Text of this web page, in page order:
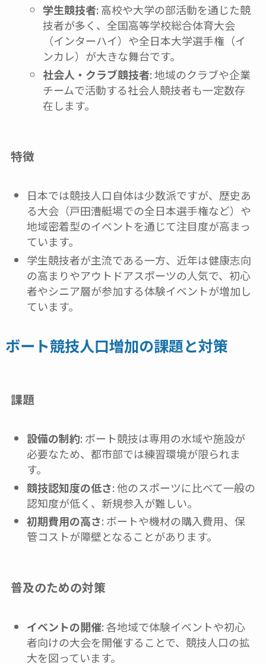
学生競技者: 高校や大学の部活動を通じた競
技者が多く、全国高等学校総合体育大会
（インターハイ）や全日本大学選手権（イ
ンカレ）が大きな舞台です。
社会人・クラブ競技者: 地域のクラブや企業
チームで活動する社会人競技者も一定数存
在します。
特徴
日本では競技人口自体は少数派ですが、歴史あ
る大会（戸田漕艇場での全日本選手権など）や
地域密着型のイベントを通じて注目度が高まっ
ています。
学生競技者が主流である一方、近年は健康志向
の高まりやアウトドアスポーツの人気で、初心
者やシニア層が参加する体験イベントが増加し
ています。
ボート競技人口増加の課題と対策
課題
設備の制約: ボート競技は専用の水域や施設が
必要なため、都市部では練習環境が限られま
す。
競技認知度の低さ: 他のスポーツに比べて一般の
認知度が低く、新規参入が難しい。
初期費用の高さ: ボートや機材の購入費用、保
管コストが障壁となることがあります。
普及のための対策
イベントの開催: 各地域で体験イベントや初心
者向けの大会を開催することで、競技人口の拡
大を図っています。